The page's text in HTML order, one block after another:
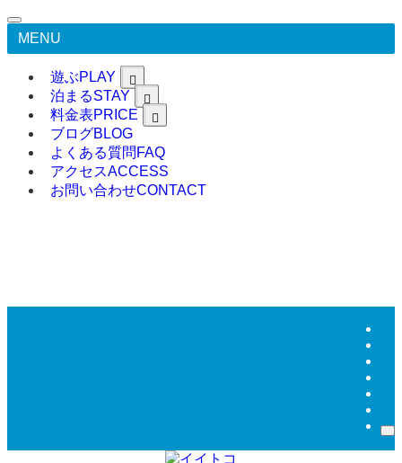
MENU
遊ぶPLAY
泊まるSTAY
料金表PRICE
ブログBLOG
よくある質問 FAQ
アクセスACCESS
お問い合わせCONTACT